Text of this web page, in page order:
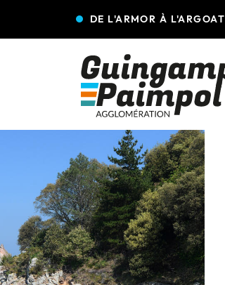
DE L'ARMOR À L'ARGOAT